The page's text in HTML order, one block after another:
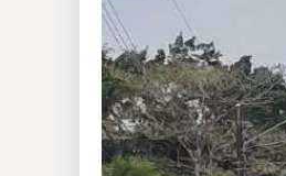
Multimedia